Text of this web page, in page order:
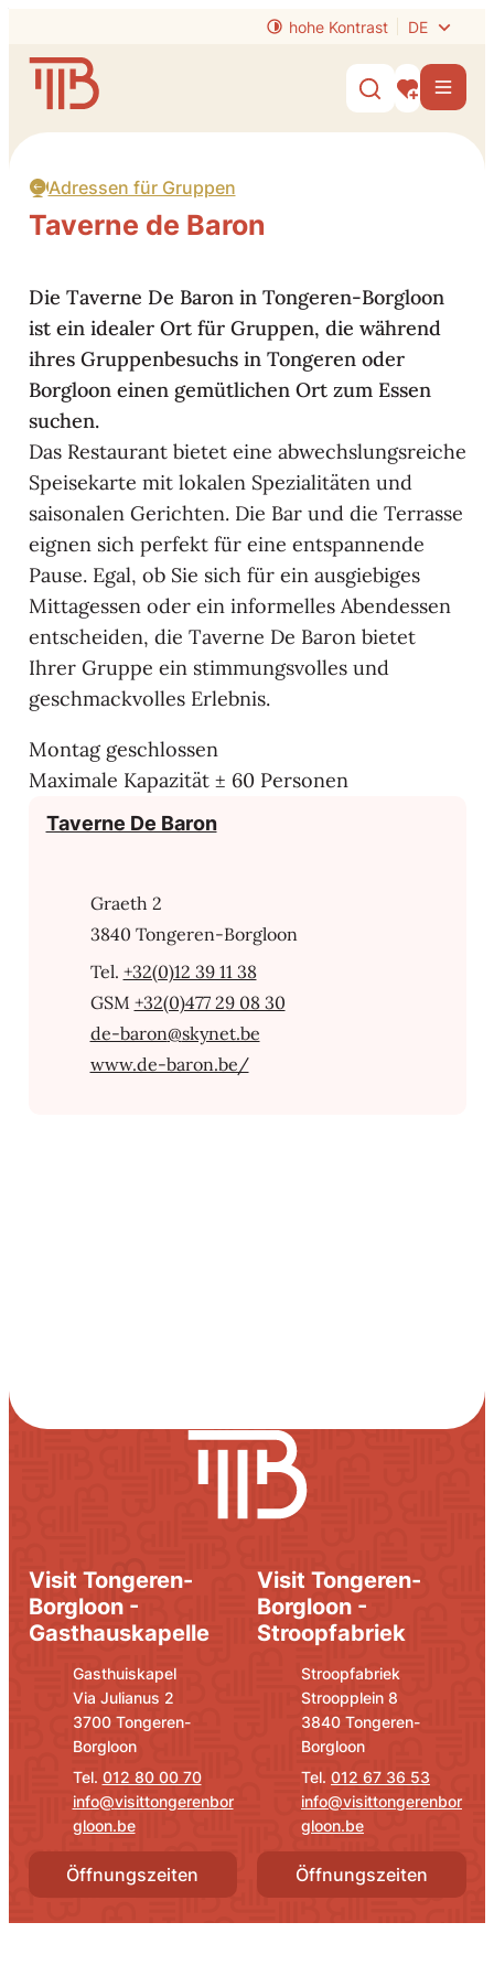
hohe Kontrast DE
Website
Suche ein-/
MeineMenü
Adressen für Gruppen
Taverne de Baron
Die Taverne De Baron in Tongeren-Borgloon
ist ein idealer Ort für Gruppen, die während
ihres Gruppenbesuchs in Tongeren oder
Borgloon einen gemütlichen Ort zum Essen
suchen.
Das Restaurant bietet eine abwechslungsreiche
Speisekarte mit lokalen Spezialitäten und
saisonalen Gerichten. Die Bar und die Terrasse
eignen sich perfekt für eine entspannende
Pause. Egal, ob Sie sich für ein ausgiebiges
Mittagessen oder ein informelles Abendessen
entscheiden, die Taverne De Baron bietet
Ihrer Gruppe ein stimmungsvolles und
geschmackvolles Erlebnis.
Montag geschlossen
Maximale Kapazität ± 60 Personen
Taverne De Baron
AdresseGraeth 2
,3840 Tongeren-Borgloon
+32(0)12 39 11 38
+32(0)477 29 08 30
E-Mailde-baron@skynet.be
Webseitewww.de-baron.be/
Visit Tongeren-
Borgloon -
Gasthauskapelle
AdresseGasthuiskapel
Via Julianus 2
,3700 Tongeren-
Borgloon
012 80 00 70
E-Mail
info@visittongerenbor
gloon.be
Öffnungszeiten
Visit Tongeren-
Borgloon -
Stroopfabriek
AdresseStroopfabriek
Stroopplein 8
,3840 Tongeren-
Borgloon
012 67 36 53
E-Mail
info@visittongerenbor
gloon.be
Öffnungszeiten